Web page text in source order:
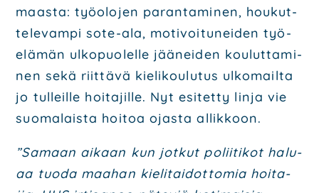
maas­ta: työ­olo­jen paran­ta­mi­nen, hou­kut­
te­le­vam­pi sote-ala, moti­voi­tu­nei­den työ­
elä­män ulko­puo­lel­le jää­nei­den kou­lut­ta­mi­
nen sekä riit­tä­vä kie­li­kou­lu­tus ulko­mail­ta
jo tul­leil­le hoi­ta­jil­le. Nyt esi­tet­ty lin­ja vie
suo­ma­lais­ta hoi­toa ojas­ta allik­koon.
”Samaan aikaan kun jot­kut polii­ti­kot halu­
aa tuo­da maa­han kie­li­tai­dot­to­mia hoi­ta­